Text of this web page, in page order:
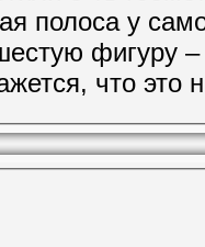
полоса у
фигуру
что это